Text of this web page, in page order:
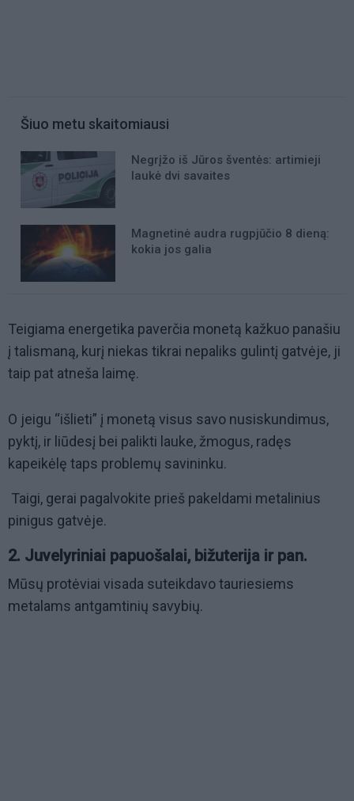
Šiuo metu skaitomiausi
Negrįžo iš Jūros šventės: artimieji
laukė dvi savaites
Magnetinė audra rugpjūčio 8 dieną:
kokia jos galia
Teigiama energetika paverčia monetą kažkuo panašiu
į talismaną, kurį niekas tikrai nepaliks gulintį gatvėje, ji
taip pat atneša laimę.
O jeigu “išlieti” į monetą visus savo nusiskundimus,
pyktį, ir liūdesį bei palikti lauke, žmogus, radęs
kapeikėlę taps problemų savininku.
Taigi, gerai pagalvokite prieš pakeldami metalinius
pinigus gatvėje.
2. Juvelyriniai papuošalai, bižuterija ir pan.
Mūsų protėviai visada suteikdavo tauriesiems
metalams antgamtinių savybių.